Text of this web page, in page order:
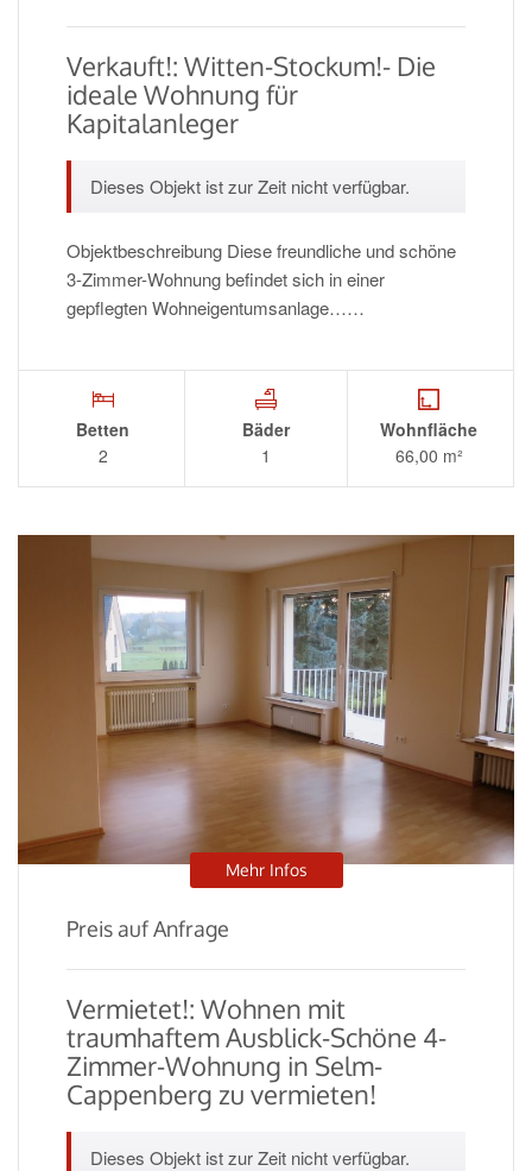
Verkauft!: Witten-Stockum!- Die
ideale Wohnung für
Kapitalanleger
Dieses Objekt ist zur Zeit nicht verfügbar.
Objektbeschreibung Diese freundliche und schöne
3-Zimmer-Wohnung befindet sich in einer
gepflegten Wohneigentumsanlage……
Betten
2
Bäder
1
Wohnfläche
66,00 m²
Mehr Infos
Preis auf Anfrage
Vermietet!: Wohnen mit
traumhaftem Ausblick-Schöne 4-
Zimmer-Wohnung in Selm-
Cappenberg zu vermieten!
Dieses Objekt ist zur Zeit nicht verfügbar.